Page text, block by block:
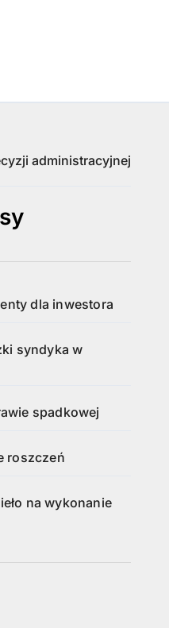
administracyjnej
dla inwestora
syndyka w
spadkowej
roszczeń
na wykonanie